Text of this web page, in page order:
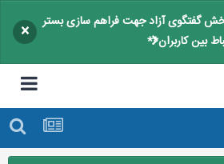
گفتگوی آزاد جهت فراهم سازی بستر
بین کاربران**
×